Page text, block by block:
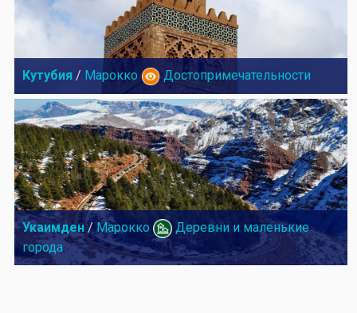
Кутубия / Марокко Достопримечательности
Укаимден/ Марокко
Деревни и маленькие
города